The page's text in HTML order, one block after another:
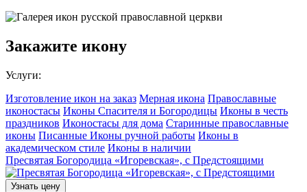
Закажите икону
Услуги:
Изготовление икон на заказ Мерная икона Православные
иконостасы Иконы Спасителя и Богородицы Иконы в честь
праздников Иконостасы для дома Старинные православные
иконы Писанные Иконы ручной работы Иконы в
академическом стиле Иконы в наличии
Пресвятая Богородица «Игоревская», с Предстоящими
Узнать цену